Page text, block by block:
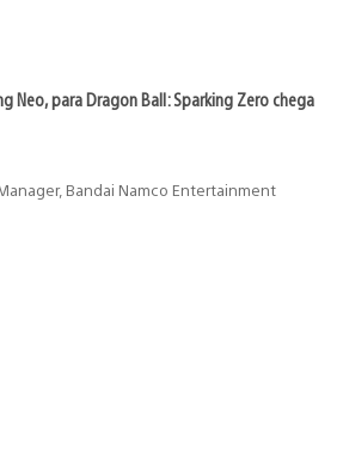
Neo, para Dragon Ball: Sparking Zero chega
Bandai Namco Entertainment